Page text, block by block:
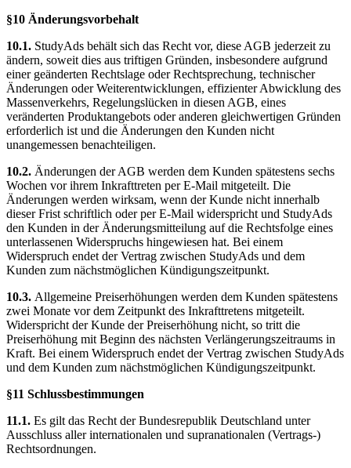
§10 Änderungsvorbehalt
10.1. StudyAds behält sich das Recht vor, diese AGB jederzeit zu
ändern, soweit dies aus triftigen Gründen, insbesondere aufgrund
einer geänderten Rechtslage oder Rechtsprechung, technischer
Änderungen oder Weiterentwicklungen, effizienter Abwicklung des
Massenverkehrs, Regelungslücken in diesen AGB, eines
veränderten Produktangebots oder anderen gleichwertigen Gründen
erforderlich ist und die Änderungen den Kunden nicht
unangemessen benachteiligen.
10.2. Änderungen der AGB werden dem Kunden spätestens sechs
Wochen vor ihrem Inkrafttreten per E-Mail mitgeteilt. Die
Änderungen werden wirksam, wenn der Kunde nicht innerhalb
dieser Frist schriftlich oder per E-Mail widerspricht und StudyAds
den Kunden in der Änderungsmitteilung auf die Rechtsfolge eines
unterlassenen Widerspruchs hingewiesen hat. Bei einem
Widerspruch endet der Vertrag zwischen StudyAds und dem
Kunden zum nächstmöglichen Kündigungszeitpunkt.
10.3. Allgemeine Preiserhöhungen werden dem Kunden spätestens
zwei Monate vor dem Zeitpunkt des Inkrafttretens mitgeteilt.
Widerspricht der Kunde der Preiserhöhung nicht, so tritt die
Preiserhöhung mit Beginn des nächsten Verlängerungszeitraums in
Kraft. Bei einem Widerspruch endet der Vertrag zwischen StudyAds
und dem Kunden zum nächstmöglichen Kündigungszeitpunkt.
§11 Schlussbestimmungen
11.1. Es gilt das Recht der Bundesrepublik Deutschland unter
Ausschluss aller internationalen und supranationalen (Vertrags-)
Rechtsordnungen.